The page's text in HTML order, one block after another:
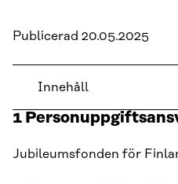
Publicerad 20.05.2025
Innehåll
1
Jubileumsfonden för